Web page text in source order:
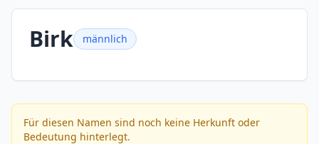
Birk männlich
Für diesen Namen sind noch keine Herkunft oder
Bedeutung hinterlegt.